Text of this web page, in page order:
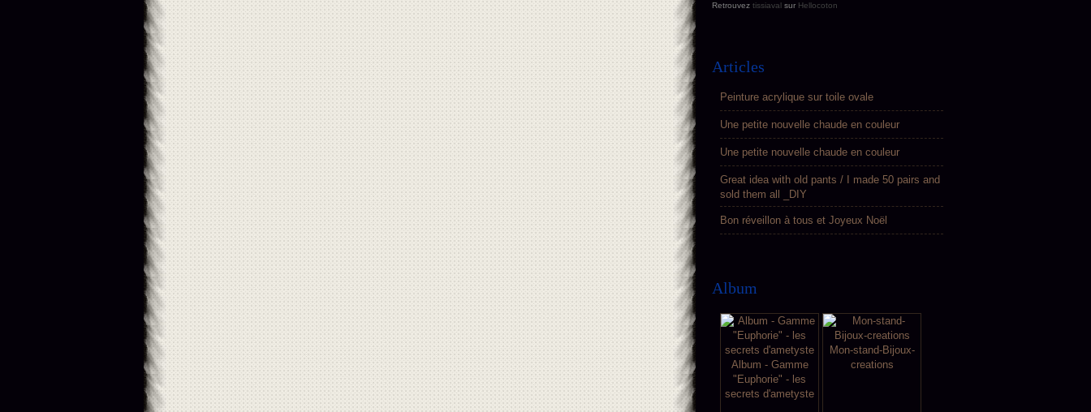
Retrouvez tissiaval sur Hellocoton
Articles
Peinture acrylique sur toile ovale
Une petite nouvelle chaude en couleur
Une petite nouvelle chaude en couleur
Great idea with old pants / I made 50 pairs and
sold them all _DIY
Bon réveillon à tous et Joyeux Noël
Album
Album - Gamme
"Euphorie" - les
secrets d'ametyste
Mon-stand-Bijoux-
creations